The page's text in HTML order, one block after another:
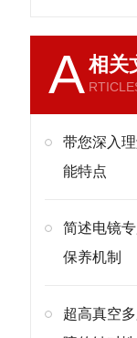
A相关
带您深入
能特点
简述电镜
保养机制
超高真空